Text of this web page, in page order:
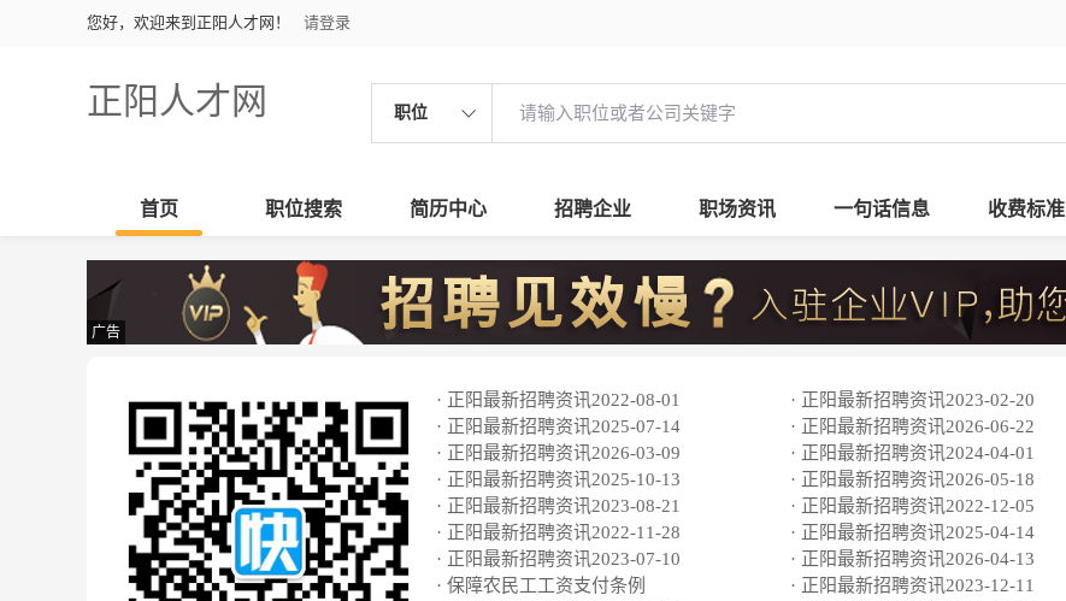
您好，欢迎来到正阳人才网！ 请登录
正阳人才网 职位
首页 职位搜索 简历中心 招聘企业 职场资讯 一句话信息 收费标准
广告
· 正阳最新招聘资讯2022-08-01
· 正阳最新招聘资讯2023-02-20
· 正阳最新招聘资讯2025-07-14
· 正阳最新招聘资讯2026-06-22
· 正阳最新招聘资讯2026-03-09
· 正阳最新招聘资讯2024-04-01
· 正阳最新招聘资讯2025-10-13
· 正阳最新招聘资讯2026-05-18
· 正阳最新招聘资讯2023-08-21
· 正阳最新招聘资讯2022-12-05
· 正阳最新招聘资讯2022-11-28
· 正阳最新招聘资讯2025-04-14
· 正阳最新招聘资讯2023-07-10
· 正阳最新招聘资讯2026-04-13
· 保障农民工工资支付条例
· 正阳最新招聘资讯2023-12-11